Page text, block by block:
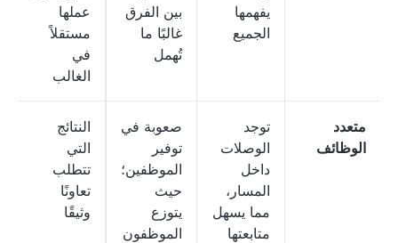
يفهمها
الجميع
بين الفرق
غالبًا ما
تُهمل
عملها
مستقلاً
في
الغالب
متعدد
الوظائف
توجد
الوصلات
داخل
المسار،
مما يسهل
متابعتها
صعوبة في
توفير
الموظفين؛
حيث
يتوزع
الموظفون
النتائج
التي
تتطلب
تعاونًا
وثيقًا